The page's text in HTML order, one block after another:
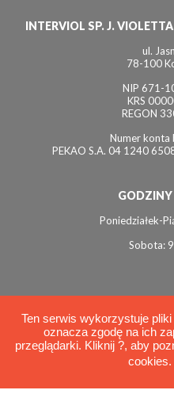
INTERVIOL SP. J.
ul.
78-100
NIP 671-
KRS
REGON
Numer konta
PEKAO S.A. 04 1240
Poniedziałek-
Sobota:
©
Ten serwis wykorzystuje
oznacza zgodę na ich
przeglądarki. Kliknij ?, aby
cookies.